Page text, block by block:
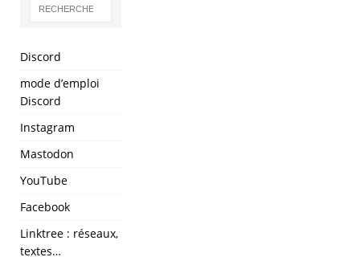
Discord
mode d’emploi
Discord
Instagram
Mastodon
YouTube
Facebook
Linktree : réseaux,
textes…